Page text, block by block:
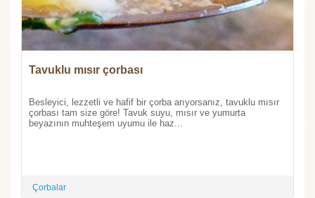
Tavuklu mısır çorbası
Besleyici, lezzetli ve hafif bir çorba arıyorsanız, tavuklu mısır
çorbası tam size göre! Tavuk suyu, mısır ve yumurta
beyazının muhteşem uyumu ile haz...
Çorbalar